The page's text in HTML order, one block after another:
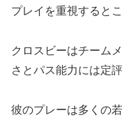
プレイを重視すると
クロスビーはチーム
さとパス能力には定
彼のプレーは多くの